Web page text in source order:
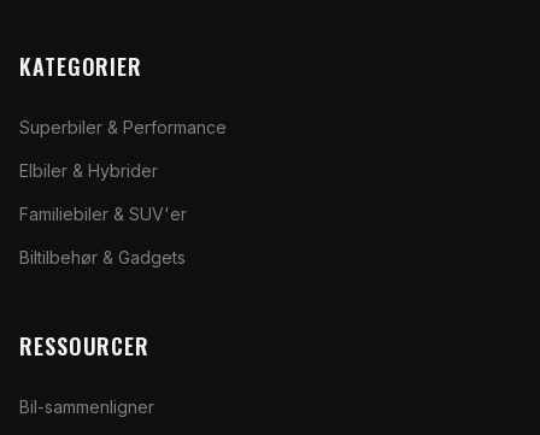
KATEGORIER
Superbiler & Performance
Elbiler & Hybrider
Familiebiler & SUV'er
Biltilbehør & Gadgets
RESSOURCER
Bil-sammenligner